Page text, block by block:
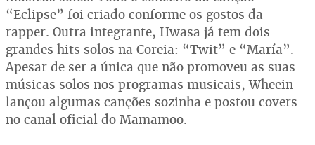
“Eclipse” foi criado conforme os gostos da
rapper. Outra integrante, Hwasa já tem dois
grandes hits solos na Coreia: “Twit” e “María”.
Apesar de ser a única que não promoveu as suas
músicas solos nos programas musicais, Wheein
lançou algumas canções sozinha e postou covers
no canal oficial do Mamamoo.